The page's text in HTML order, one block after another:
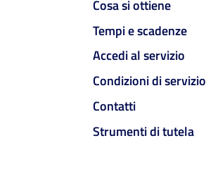
Cosa si ottiene
Tempi e scadenze
Accedi al servizio
Condizioni di servizio
Contatti
Strumenti di tutela